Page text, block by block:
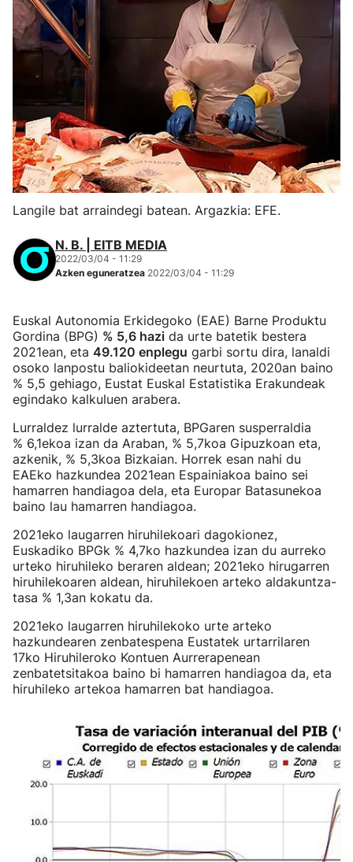
Langile bat arraindegi batean. Argazkia: EFE.
N. B. | EITB MEDIA
2022/03/04 - 11:29
Azken eguneratzea 2022/03/04 - 11:29
Euskal Autonomia Erkidegoko (EAE) Barne Produktu
Gordina (BPG) % 5,6 hazi da urte batetik bestera
2021ean, eta 49.120 enplegu garbi sortu dira, lanaldi
osoko lanpostu baliokideetan neurtuta, 2020an baino
% 5,5 gehiago, Eustat Euskal Estatistika Erakundeak
egindako kalkuluen arabera.
Lurraldez lurralde aztertuta, BPGaren susperraldia
% 6,1ekoa izan da Araban, % 5,7koa Gipuzkoan eta,
azkenik, % 5,3koa Bizkaian. Horrek esan nahi du
EAEko hazkundea 2021ean Espainiakoa baino sei
hamarren handiagoa dela, eta Europar Batasunekoa
baino lau hamarren handiagoa.
2021eko laugarren hiruhilekoari dagokionez,
Euskadiko BPGk % 4,7ko hazkundea izan du aurreko
urteko hiruhileko beraren aldean; 2021eko hirugarren
hiruhilekoaren aldean, hiruhilekoen arteko aldakuntza-
tasa % 1,3an kokatu da.
2021eko laugarren hiruhilekoko urte arteko
hazkundearen zenbatespena Eustatek urtarrilaren
17ko Hiruhileroko Kontuen Aurrerapenean
zenbatetsitakoa baino bi hamarren handiagoa da, eta
hiruhileko artekoa hamarren bat handiagoa.